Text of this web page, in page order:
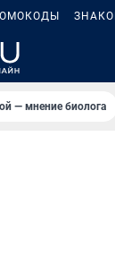
— мнение биолога